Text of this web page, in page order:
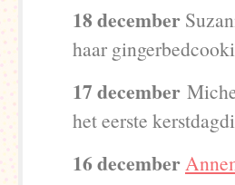
18 december
haar
17 december
het eerste
16 december